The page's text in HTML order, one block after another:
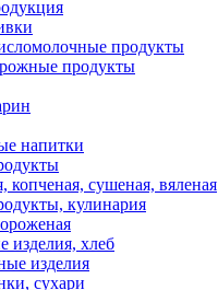
продукты
продукты
напитки
копченая, сушеная, вяленая
кулинария
изделия, хлеб
изделия
сухари